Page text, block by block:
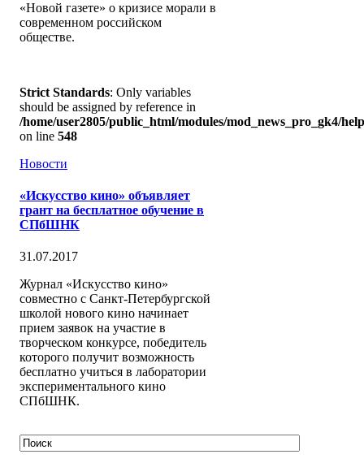
«Новой газете» о кризисе морали в
современном российском
обществе.
Strict Standards: Only variables
should be assigned by reference in
/home/user2805/public_html/modules/mod_news_pro_gk4/
on line 548
Новости
«Искусство кино» объявляет
грант на бесплатное обучение в
СПбШНК
31.07.2017
Журнал «Искусство кино»
совместно с Санкт-Петербургской
школой нового кино начинает
прием заявок на участие в
творческом конкурсе, победитель
которого получит возможность
бесплатно учиться в лаборатории
экспериментального кино
СПбШНК.